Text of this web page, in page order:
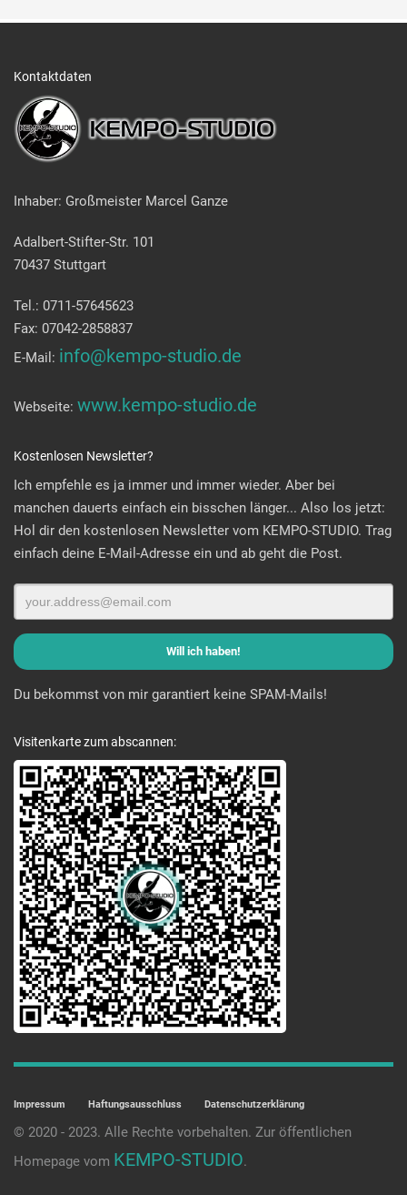
Kontaktdaten
Inhaber: Großmeister Marcel Ganze
Adalbert-Stifter-Str. 101
70437 Stuttgart
Tel.: 0711-57645623
Fax: 07042-2858837
E-Mail: info@kempo-studio.de
Webseite: www.kempo-studio.de
Kostenlosen Newsletter?
Ich empfehle es ja immer und immer wieder. Aber bei
manchen dauerts einfach ein bisschen länger... Also los jetzt:
Hol dir den kostenlosen Newsletter vom KEMPO-STUDIO. Trag
einfach deine E-Mail-Adresse ein und ab geht die Post.
Du bekommst von mir garantiert keine SPAM-Mails!
Visitenkarte zum abscannen:
Impressum Haftungsausschluss Datenschutzerklärung
© 2020 - 2023. Alle Rechte vorbehalten. Zur öffentlichen
Homepage vom KEMPO-STUDIO.